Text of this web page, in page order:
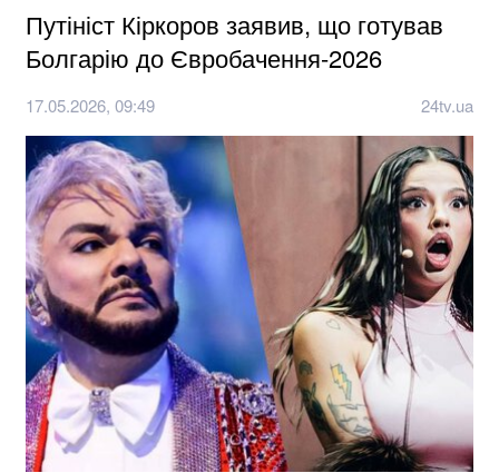
Путініст Кіркоров заявив, що готував
Болгарію до Євробачення-2026
17.05.2026, 09:49 24tv.ua